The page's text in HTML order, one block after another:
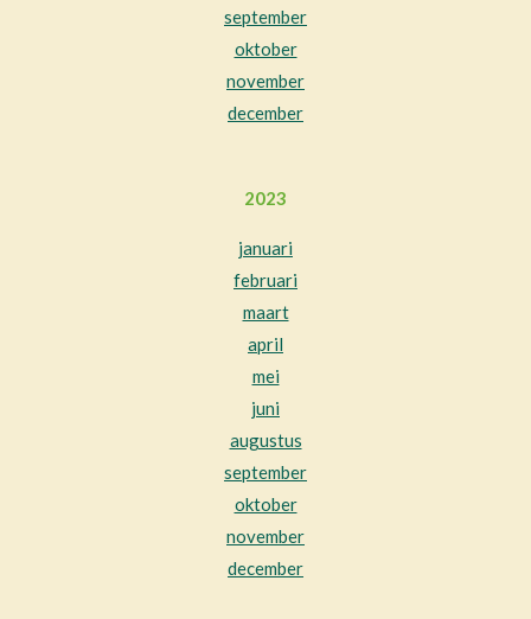
september
oktober
november
december
2023
januari
februari
maart
april
mei
juni
augustus
september
oktober
november
december